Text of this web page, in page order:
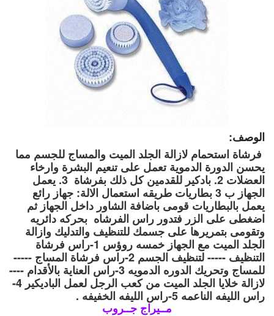
الوصف:
فرشاة استحمام لازالة الجلد الميت والمساج للجسم مما
يحسن الدورة الدموية تعمل على تنعيم البشرة وارخاء
العضلات 2. بادكير للقدمين كل ذلك بفرشاة
يعمل
الجهاز ب 3 بطاريات طريقه استعمال الالة: جهاز رائع
يعمل بالبطاريات قومى باضافة الشاور داخل الجهاز ثم
اضغطى على الزر فتدور راس الفرشاه بحركه دائريه
وتقومى بتمريرها على جسمك للتنظيف والتدليك وازالة
الجلد الميت مع الجهاز خمسه روؤس 1-راس فرشاة
التنظيف ----- لتنظيف الجسم 2-راس فرشاة المساج -----
للمساج وتحريك الدوره الدمويه 3-راس العناية بالأقدام ----
لازالة خلايا الجلد الميت من كعب الرجل لعمل الباديكير 4-
راس الليفه الناعمه 5-راس الليفه الخفيفه .
مــيراج جــروب